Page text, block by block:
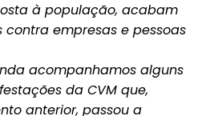
à população, acabam
empresas e pessoas
acompanhamos alguns
da CVM que,
anterior, passou a